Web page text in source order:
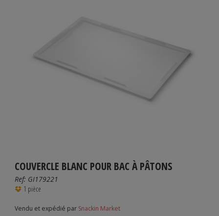
COUVERCLE BLANC POUR BAC À PÂTONS
Ref: GI179221
1 pièce
Vendu et expédié par Snackin Market